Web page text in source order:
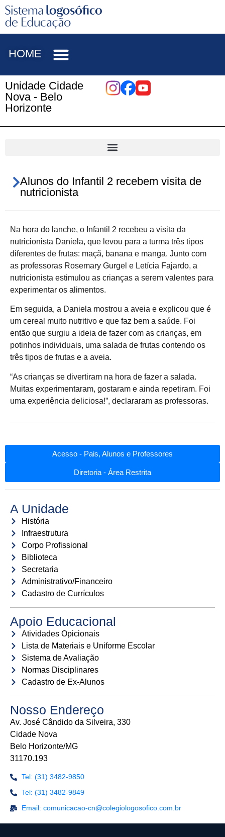
HOME
Unidade Cidade
Nova - Belo
Horizonte
Alunos do Infantil 2 recebem visita de
nutricionista
Na hora do lanche, o Infantil 2 recebeu a visita da
nutricionista Daniela, que levou para a turma três tipos
diferentes de frutas: maçã, banana e manga. Junto com
as professoras Rosemary Gurgel e Letícia Fajardo, a
nutricionista estimulou as crianças a serem valentes para
experimentar os alimentos.
Em seguida, a Daniela mostrou a aveia e explicou que é
um cereal muito nutritivo e que faz bem a saúde. Foi
então que surgiu a ideia de fazer com as crianças, em
potinhos individuais, uma salada de frutas contendo os
três tipos de frutas e a aveia.
“As crianças se divertiram na hora de fazer a salada.
Muitas experimentaram, gostaram e ainda repetiram. Foi
uma experiência deliciosa!”, declararam as professoras.
Acesso - Pais, Alunos e Professores
Diretoria - Área Restrita
A Unidade
História
Infraestrutura
Corpo Profissional
Biblioteca
Secretaria
Administrativo/Financeiro
Cadastro de Currículos
Apoio Educacional
Atividades Opicionais
Lista de Materiais e Uniforme Escolar
Sistema de Avaliação
Normas Disciplinares
Cadastro de Ex-Alunos
Nosso Endereço
Av. José Cândido da Silveira, 330
Cidade Nova
Belo Horizonte/MG
31170.193
Tel: (31) 3482-9850
Tel: (31) 3482-9849
Email: comunicacao-cn@colegiologosofico.com.br